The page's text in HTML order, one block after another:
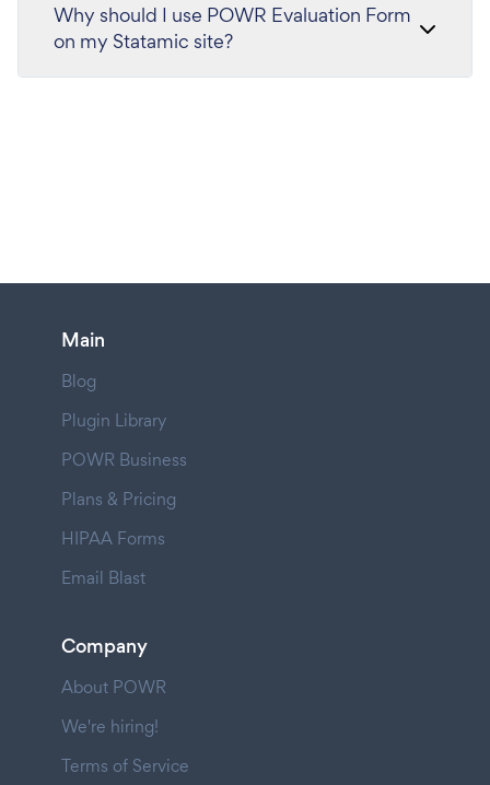
Why should I use POWR Evaluation Form
on my Statamic site?
Main
Blog
Plugin Library
POWR Business
Plans & Pricing
HIPAA Forms
Email Blast
Company
About POWR
We're hiring!
Terms of Service